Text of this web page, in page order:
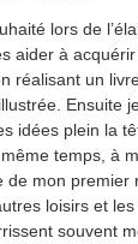
lors de
aider à
réalisant un
Ensuite
idées plein la
temps, à
de mon premier
loisirs et
souvent